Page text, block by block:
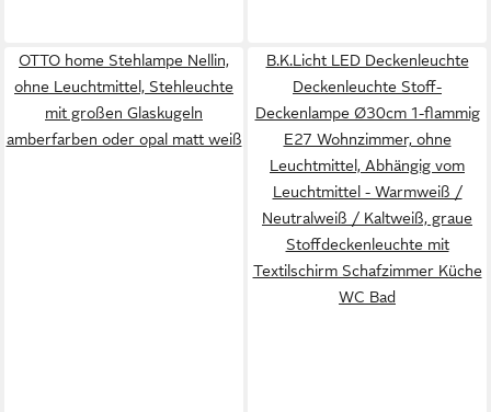
OTTO home Stehlampe Nellin,
ohne Leuchtmittel, Stehleuchte
mit großen Glaskugeln
amberfarben oder opal matt weiß
B.K.Licht LED Deckenleuchte
Deckenleuchte Stoff-
Deckenlampe Ø30cm 1-flammig
E27 Wohnzimmer, ohne
Leuchtmittel, Abhängig vom
Leuchtmittel - Warmweiß /
Neutralweiß / Kaltweiß, graue
Stoffdeckenleuchte mit
Textilschirm Schafzimmer Küche
WC Bad